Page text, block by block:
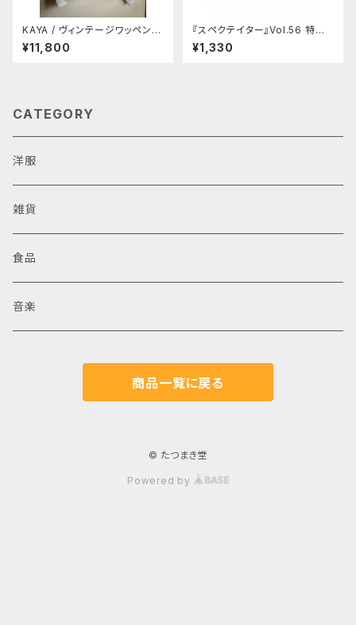
KAYA / ヴィンテージワッペン付
きカーディガン
¥11,800
『スペクテイター』Vol.56 特集：
場づくりのヒント
¥1,330
CATEGORY
洋服
雑貨
食品
音楽
商品一覧に戻る
© たつまき堂
Powered by